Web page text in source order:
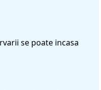
se poate incasa